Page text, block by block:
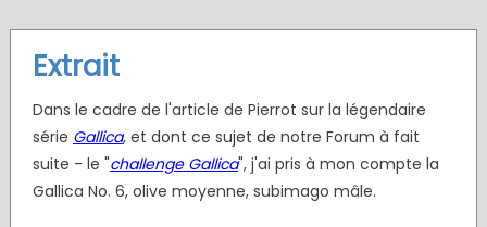
Extrait
Dans le cadre de l'article de Pierrot sur la légendaire
série Gallica, et dont ce sujet de notre Forum à fait
suite - le "challenge Gallica", j'ai pris à mon compte la
Gallica No. 6, olive moyenne, subimago mâle.